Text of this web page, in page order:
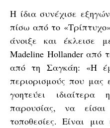
Η ίδια συνέχισε
πίσω από το
άνοιξε και έκλεισε
Madeline Hollander από
από τη Σαγκάη: «Η
περιορισμούς που
γοητεύει
παρουσίας, να
τοποθεσίες. Είναι